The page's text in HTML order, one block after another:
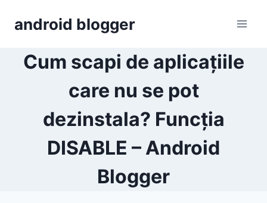
android blogger
Cum scapi de aplicațiile
care nu se pot
dezinstala? Funcția
DISABLE – Android
Blogger